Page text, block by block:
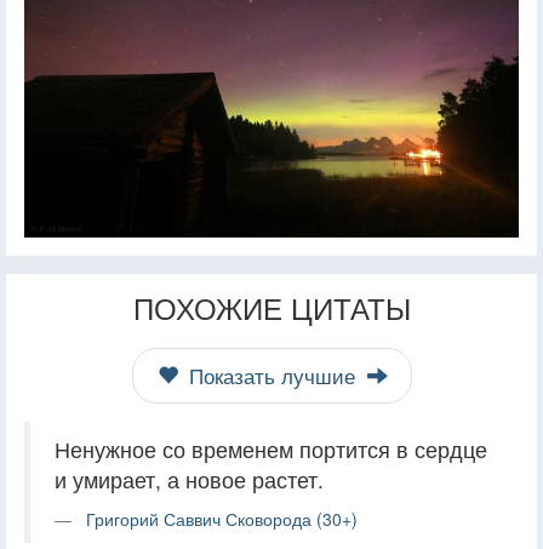
ПОХОЖИЕ ЦИТАТЫ
Показать лучшие
Ненужное со временем портится в сердце
и умирает, а новое растет.
Григорий Саввич Сковорода (30+)